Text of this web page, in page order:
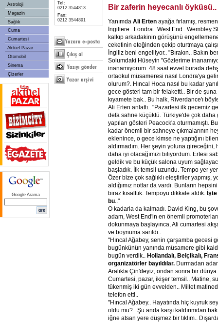
Astroloji
Magazin
Sağlık
Cuma
Cumartesi
Aktüel Pazar
Otomobil
Sinema
Çizerler
Google Arama
Tel:
0212 3544813
Fax:
0212 3544891
Bir zaferin heyecanlı öyküsü..
Yanımda Ali Erten ayağa fırlamış,
İngiltere.. Londra.. West End.. Wembley
kalkıp arkadakinin görüşünü
ceketinin eteğinden çekip oturtmaya
İngiliz beni engelliyor.. "Bırakın.. Bakın
Solumdaki Hüseyin "Gözlerime
inanamıyorum. 48 saat evvel burada
ortaokul müsameresi nasıl Londra'ya
olurum?. Hıncal Hoca nasıl bu kadar
gece gösteri tam bir felaketti.. Bir de
kıyamete bak.. Bu halk, Riverdance'ı
Ali Erten anlattı.. "Pazartesi ilk gecemiz
defa sahne küçüktü. Türkiye'de çok
yapılan gösteri Peacock'a oturmamıştı.
kadar önemli bir sahneye çıkmalarının
eklenince, o gece kimse ne yaptığını
aldırmadım. Her şeyin yoluna gireceğini,
daha iyi olacağımızı biliyordum. Ertesi
geldik ve bu küçük salona uyum
başladık. İlk temsil uzundu. Tempo yer
Özer bize çok sağlıklı eleştiriler yapmış,
aldığımız notlar da vardı. Bunların
biraz kısalttık. Tempoyu dikkate aldık.
bu .."
O kadarla da kalmadı. David King, bu
adam, West End'in en önemli
dokunmaya başlayınca, Ali cumartesi
ve boynuma sarıldı..
"Hıncal Ağabey, senin çarşamba gecesi
bugünkünün yanında müsamere gibi
bugün verdik.. Hollandalı, Belçikalı,
organizatörler bayıldılar. Durmadan
Aralıkta Çin'deyiz, ondan sonra bir
Cumartesi, pazar, ikişer temsil.. Matine,
tükenmiş iki gün evvelden.. Millet
telefon etti..
"Hıncal Ağabey.. Hayatında hiç kuyruk
oldu mu?.. Şu anda karşı kaldırımdan
iğne atsan yere düşmez bir tıklım..